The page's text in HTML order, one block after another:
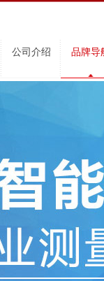
公司介绍 品牌导